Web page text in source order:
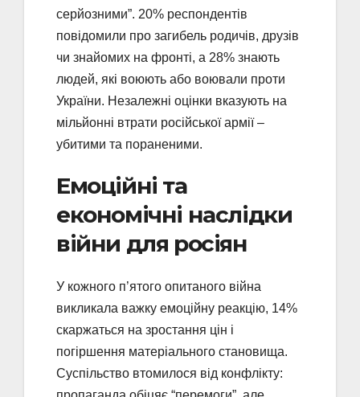
серйозними”. 20% респондентів
повідомили про загибель родичів, друзів
чи знайомих на фронті, а 28% знають
людей, які воюють або воювали проти
України. Незалежні оцінки вказують на
мільйонні втрати російської армії –
убитими та пораненими.
Емоційні та
економічні наслідки
війни для росіян
У кожного п’ятого опитаного війна
викликала важку емоційну реакцію, 14%
скаржаться на зростання цін і
погіршення матеріального становища.
Суспільство втомилося від конфлікту: